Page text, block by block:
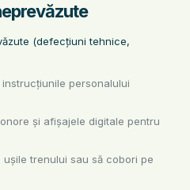
(defecțiuni tehnice,
personalului
și afișajele digitale pentru
trenului sau să cobori pe